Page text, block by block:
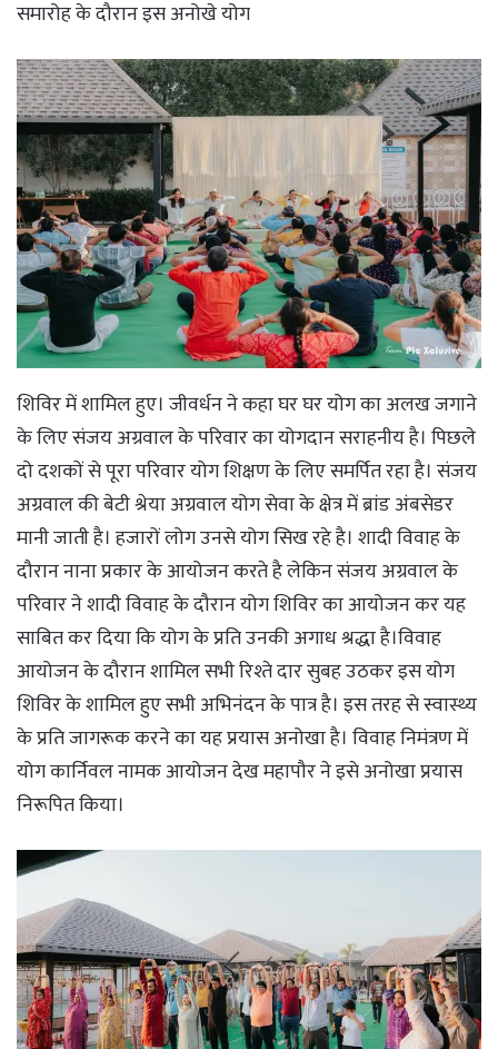
समारोह के दौरान इस अनोखे योग
शिविर में शामिल हुए। जीवर्धन ने कहा घर घर योग का अलख जगाने
के लिए संजय अग्रवाल के परिवार का योगदान सराहनीय है। पिछले
दो दशकों से पूरा परिवार योग शिक्षण के लिए समर्पित रहा है। संजय
अग्रवाल की बेटी श्रेया अग्रवाल योग सेवा के क्षेत्र में ब्रांड अंबसेडर
मानी जाती है। हजारों लोग उनसे योग सिख रहे है। शादी विवाह के
दौरान नाना प्रकार के आयोजन करते है लेकिन संजय अग्रवाल के
परिवार ने शादी विवाह के दौरान योग शिविर का आयोजन कर यह
साबित कर दिया कि योग के प्रति उनकी अगाध श्रद्धा है।विवाह
आयोजन के दौरान शामिल सभी रिश्ते दार सुबह उठकर इस योग
शिविर के शामिल हुए सभी अभिनंदन के पात्र है। इस तरह से स्वास्थ्य
के प्रति जागरूक करने का यह प्रयास अनोखा है। विवाह निमंत्रण में
योग कार्निवल नामक आयोजन देख महापौर ने इसे अनोखा प्रयास
निरूपित किया।